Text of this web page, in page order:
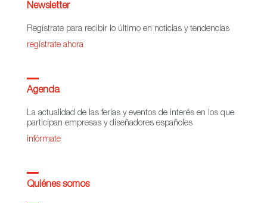
Newsletter
Regístrate para recibir lo último en noticias y tendencias
regístrate ahora
Agenda
La actualidad de las ferias y eventos de interés en los que
participan empresas y diseñadores españoles
infórmate
Quiénes somos